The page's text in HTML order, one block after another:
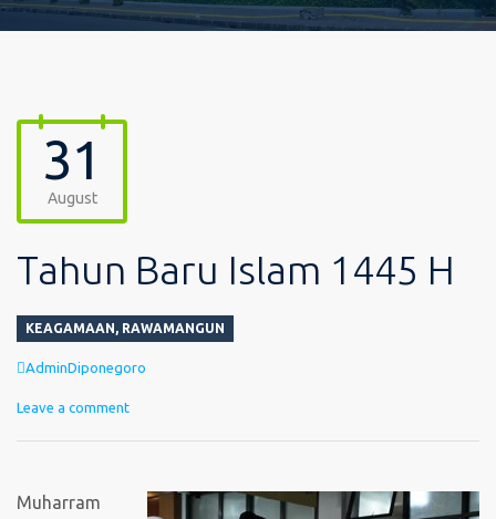
31
August
Tahun Baru Islam 1445 H
KEAGAMAAN , RAWAMANGUN
Author
AdminDiponegoro
Leave a comment
Muharram